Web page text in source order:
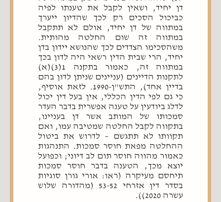
דן יחיד, ושאין לקבל את טענתו לפיה
כביכול הסכים רק לכך שהדיון ייערך
במתווה של דן יחיד, אולם לא תתקבל
במתווה זה שום החלטה מהותית.
משהסכימו הצדדים לכך שהנושא יידון בדן
יחיד, הרי שבית הדין רשאי היה לדון בכך
במתווה זה, כאמור בתקנה 1(3)(א)
לתקנות הדיינים (עניינים שניתן לדון בהם
בדיין אחד), התש"ן-1990. לזאת אוסיף,
כי גם לפי הדין הכללי, אין בעל דין יכול
לדלג ביודעין על טענה אפשרית בדבר העדר
סמכותו של המותב אשר דן בעניינו,
בתקווה לקבל החלטה שמטיבה עמו, ואם
תקוותו לא תתגשם – לדרוש את ביטול
ההחלטה מפאת חוסר סמכות. התנהגות
כאמור מהווה חוסר תום לב דיוני; וכפועל
יוצא מכך, הטענה בדבר חוסר סמכות
תיחסם מעיקרה (ראו: אורי גורן סוגיות
בסדר דין אזרחי 53-52 (מהדורה שלוש
עשרה 2020)).